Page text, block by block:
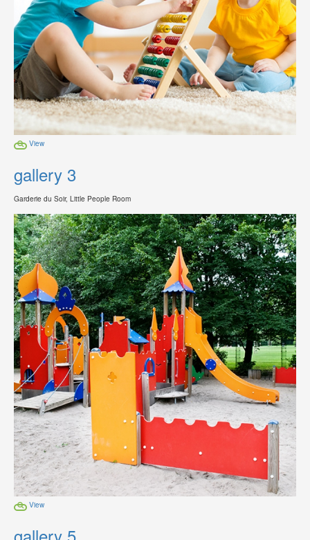
View
gallery 3
Garderie du Soir, Little People Room
View